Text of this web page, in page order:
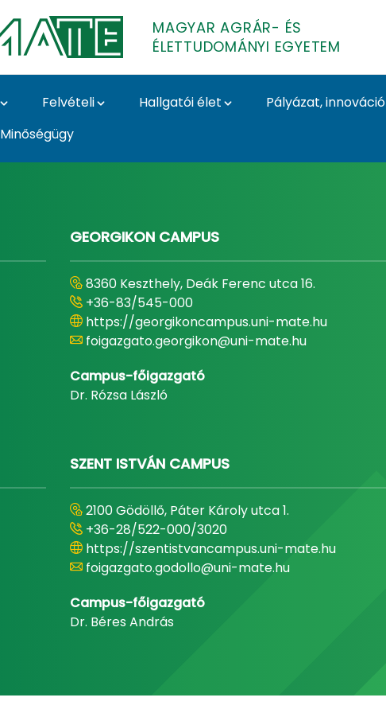
MAGYAR AGRÁR- ÉS
ÉLETTUDOMÁNYI EGYETEM
Felvételi Hallgatói élet Pályázat, innováció
Minőségügy
GEORGIKON CAMPUS
8360 Keszthely, Deák Ferenc utca 16.
+36-83/545-000
https://georgikoncampus.uni-mate.hu
foigazgato.georgikon@uni-mate.hu
Campus-főigazgató
Dr. Rózsa László
SZENT ISTVÁN CAMPUS
2100 Gödöllő, Páter Károly utca 1.
+36-28/522-000/3020
https://szentistvancampus.uni-mate.hu
foigazgato.godollo@uni-mate.hu
Campus-főigazgató
Dr. Béres András